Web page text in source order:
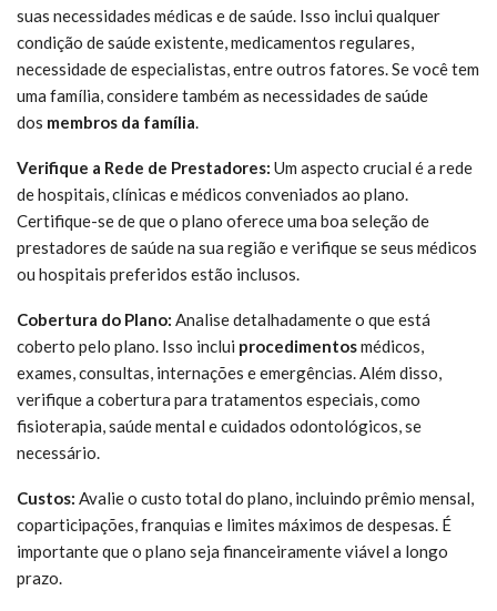
suas necessidades médicas e de saúde. Isso inclui qualquer
condição de saúde existente, medicamentos regulares,
necessidade de especialistas, entre outros fatores. Se você tem
uma família, considere também as necessidades de saúde
dos membros da família.
Verifique a Rede de Prestadores: Um aspecto crucial é a rede
de hospitais, clínicas e médicos conveniados ao plano.
Certifique-se de que o plano oferece uma boa seleção de
prestadores de saúde na sua região e verifique se seus médicos
ou hospitais preferidos estão inclusos.
Cobertura do Plano: Analise detalhadamente o que está
coberto pelo plano. Isso inclui procedimentosmédicos,
exames, consultas, internações e emergências. Além disso,
verifique a cobertura para tratamentos especiais, como
fisioterapia, saúde mental e cuidados odontológicos, se
necessário.
Custos: Avalie o custo total do plano, incluindo prêmio mensal,
coparticipações, franquias e limites máximos de despesas. É
importante que o plano seja financeiramente viável a longo
prazo.